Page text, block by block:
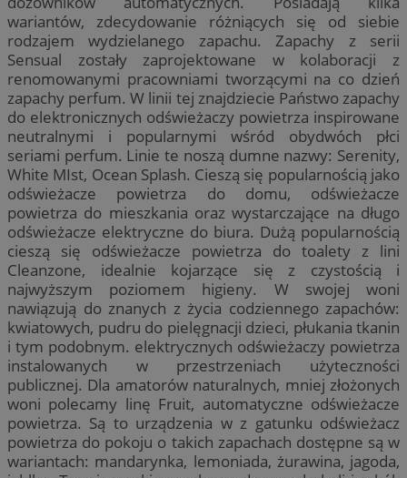
wariantów, zdecydowanie różniących się od siebie
rodzajem wydzielanego zapachu. Zapachy z serii
Sensual zostały zaprojektowane w kolaboracji z
renomowanymi pracowniami tworzącymi na co dzień
zapachy perfum. W linii tej znajdziecie Państwo zapachy
do elektronicznych odświeżaczy powietrza inspirowane
neutralnymi i popularnymi wśród obydwóch płci
seriami perfum. Linie te noszą dumne nazwy: Serenity,
White MIst, Ocean Splash. Cieszą się popularnością jako
odświeżacze powietrza do domu, odświeżacze
powietrza do mieszkania oraz wystarczające na długo
odświeżacze elektryczne do biura. Dużą popularnością
cieszą się odświeżacze powietrza do toalety z lini
Cleanzone, idealnie kojarzące się z czystością i
najwyższym poziomem higieny. W swojej woni
nawiązują do znanych z życia codziennego zapachów:
kwiatowych, pudru do pielęgnacji dzieci, płukania tkanin
i tym podobnym. elektrycznych odświeżaczy powietrza
instalowanych w przestrzeniach użyteczności
publicznej. Dla amatorów naturalnych, mniej złożonych
woni polecamy linę Fruit, automatyczne odświeżacze
powietrza. Są to urządzenia w z gatunku odświeżacz
powietrza do pokoju o takich zapachach dostępne są w
wariantach: mandarynka, lemoniada, żurawina, jagoda,